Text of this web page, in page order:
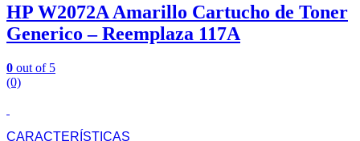
HP W2072A Amarillo Cartucho de Toner
Generico – Reemplaza 117A
0 out of 5
(0)
CARACTERÍSTICAS